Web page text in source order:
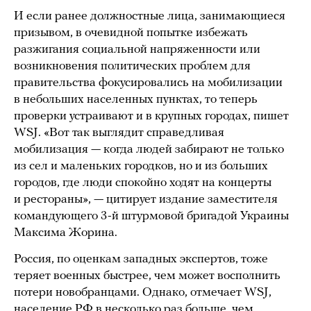
И если ранее должностные лица, занимающиеся
призывом, в очевидной попытке избежать
разжигания социальной напряженности или
возникновения политических проблем для
правительства фокусировались на мобилизации
в небольших населенных пунктах, то теперь
проверки устраивают и в крупных городах, пишет
WSJ. «Вот так выглядит справедливая
мобилизация — когда людей забирают не только
из сел и маленьких городков, но и из больших
городов, где люди спокойно ходят на концерты
и рестораны», — цитирует издание заместителя
командующего 3-й штурмовой бригадой Украины
Максима Жорина.
Россия, по оценкам западных экспертов, тоже
теряет военных быстрее, чем может восполнить
потери новобранцами. Однако, отмечает WSJ,